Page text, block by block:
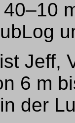
Jeff,
6 m
der